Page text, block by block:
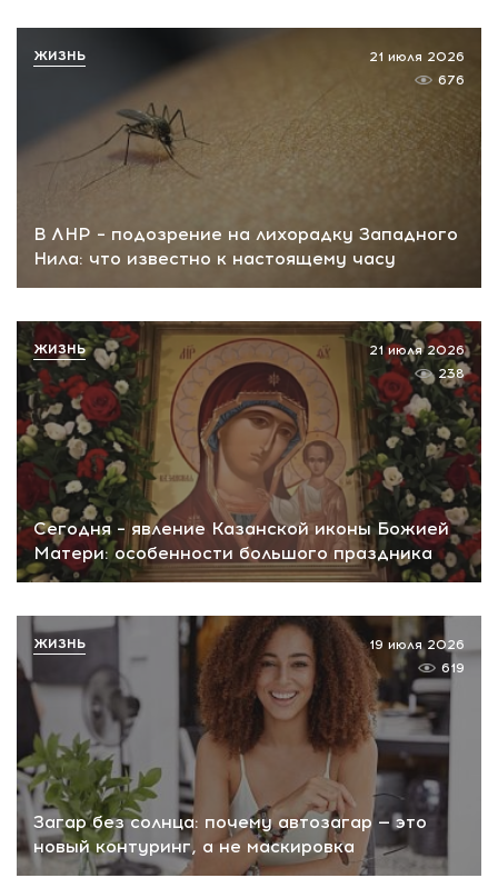
В ЛНР – подозрение на лихорадку Западного
Нила: что известно к настоящему часу
21 июля 2026
676
ЖИЗНЬ
Сегодня – явление Казанской иконы Божией
Матери: особенности большого праздника
21 июля 2026
238
ЖИЗНЬ
Загар без солнца: почему автозагар — это
новый контуринг, а не маскировка
19 июля 2026
619
ЖИЗНЬ